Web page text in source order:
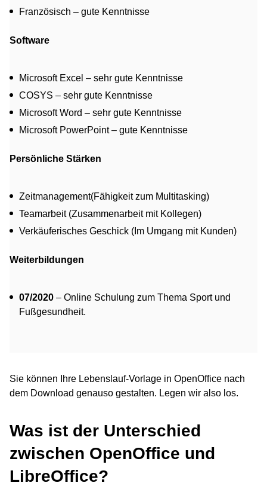
Französisch – gute Kenntnisse
Software
Microsoft Excel – sehr gute Kenntnisse
COSYS – sehr gute Kenntnisse
Microsoft Word – sehr gute Kenntnisse
Microsoft PowerPoint – gute Kenntnisse
Persönliche Stärken
Zeitmanagement(Fähigkeit zum Multitasking)
Teamarbeit (Zusammenarbeit mit Kollegen)
Verkäuferisches Geschick (Im Umgang mit Kunden)
Weiterbildungen
07/2020 – Online Schulung zum Thema Sport und
Fußgesundheit.
Sie können Ihre Lebenslauf-Vorlage in OpenOffice nach
dem Download genauso gestalten. Legen wir also los.
Was ist der Unterschied
zwischen OpenOffice und
LibreOffice?